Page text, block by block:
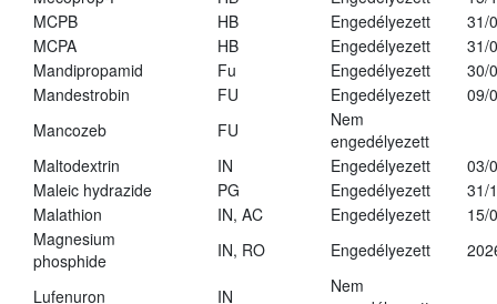
MCPB
HB Engedélyezett
31/
MCPA
HB Engedélyezett
31/
Mandipropamid
Fu Engedélyezett
30/
Mandestrobin
FU Engedélyezett
09/
Mancozeb
FU
Nem
engedélyezett
Maltodextrin
IN Engedélyezett
03/
Maleic hydrazide
PG Engedélyezett
31/
Malathion
IN, AC Engedélyezett
15/
Magnesium
phosphide
IN, RO Engedélyezett
Lufenuron IN
Nem